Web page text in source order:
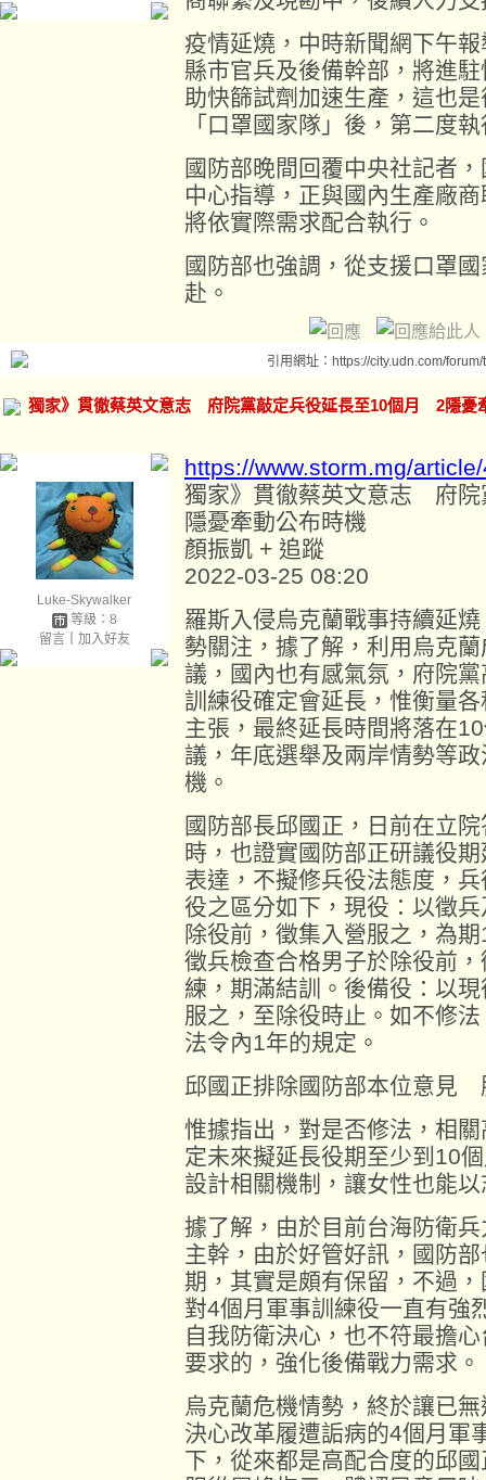
疫情延燒，中時新聞網下午
縣市官兵及後備幹部，將進
助快篩試劑加速生產，這也
「口罩國家隊」後，第二度
國防部晚間回覆中央社記者
中心指導，正與國內生產廠
將依實際需求配合執行。
國防部也強調，從支援口罩
赴。
引用網址：https://city.udn.com/
獨家》貫徹蔡英文意志 府院黨敲定兵役延長至10個月 2隱憂
Luke-Skywalker
等級：8
留言｜ 加入好友
https://www.storm.mg/
獨家》貫徹蔡英文意志 府
隱憂牽動公布時機
顏振凱 + 追蹤
2022-03-25 08:20
羅斯入侵烏克蘭戰事持續延
勢關注，據了解，利用烏克
議，國內也有感氣氛，府院
訓練役確定會延長，惟衡量
主張，最終延長時間將落在
議，年底選舉及兩岸情勢等
機。
國防部長邱國正，日前在立
時，也證實國防部正研議役
表達，不擬修兵役法態度，
役之區分如下，現役：以徵
除役前，徵集入營服之，為
徵兵檢查合格男子於除役前
練，期滿結訓。後備役：以
服之，至除役時止。如不修
法令內1年的規定。
邱國正排除國防部本位意見
惟據指出，對是否修法，相
定未來擬延長役期至少到10
設計相關機制，讓女性也能
據了解，由於目前台海防衛
主幹，由於好管好訊，國防
期，其實是頗有保留，不過
對4個月軍事訓練役一直有強
自我防衛決心，也不符最擔
要求的，強化後備戰力需求。
烏克蘭危機情勢，終於讓已
決心改革履遭詬病的4個月軍
下，從來都是高配合度的邱